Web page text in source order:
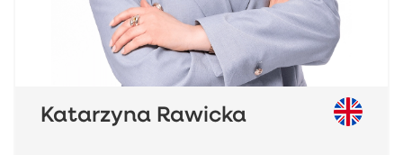
Katarzyna Rawicka